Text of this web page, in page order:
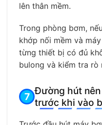
lên thân mềm.
Trong phòng bơm,
khớp nối mềm và
từng thiết bị có đủ
bulong và kiểm tra rò
Đường hút
trước khi vào